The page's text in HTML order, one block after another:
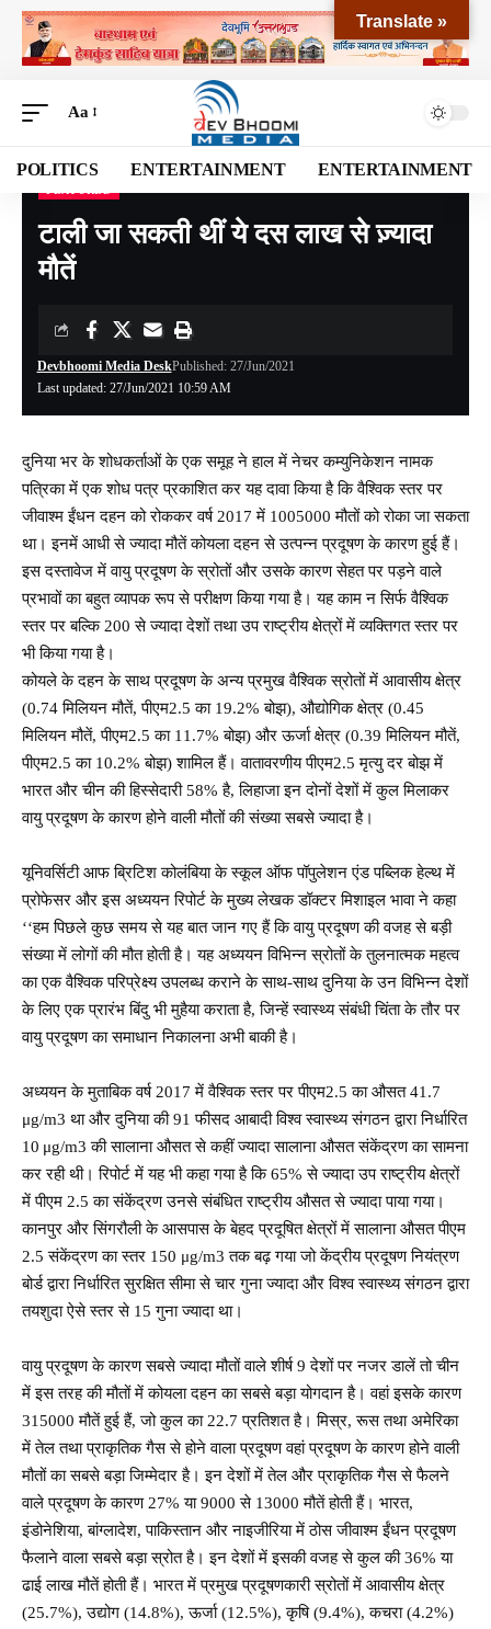
Aa
POLITICS ENTERTAINMENT ENTERTAINMENT
Devbhoomi Media>Blog>EXCLUSIVE>FEATURED> टाली जा सकती थीं ये दस लाख से ज़्यादा मौतें
टाली जा सकती थीं ये दस लाख से ज़्यादा
मौतें
Last updated: 27/Jun/2021 10:59 AM
Devbhoomi Media DeskPublished: 27/Jun/2021
दुनिया भर के शोधकर्ताओं के एक समूह ने हाल में नेचर कम्‍युनिकेशन नामक
पत्रिका में एकशोध पत्रप्रकाशित कर यह दावा किया है कि वैश्विक स्तर पर
जीवाश्म ईंधन दहन को रोककर वर्ष 2017 में 1005000 मौतों को रोका जा सकता
था। इनमें आधी से ज्यादा मौतें कोयला दहन से उत्पन्न प्रदूषण के कारण हुई हैं।
इस दस्तावेज में वायु प्रदूषण के स्रोतों और उसके कारण सेहत पर पड़ने वाले
प्रभावों का बहुत व्यापक रूप से परीक्षण किया गया है। यह काम न सिर्फ वैश्विक
स्तर पर बल्कि 200 से ज्यादा देशों तथा उप राष्ट्रीय क्षेत्रों में व्यक्तिगत स्तर पर
भी किया गया है।
कोयले के दहन के साथ प्रदूषण के अन्य प्रमुख वैश्विक स्रोतों में आवासीय क्षेत्र
(0.74 मिलियन मौतें, पीएम2.5 का 19.2% बोझ), औद्योगिक क्षेत्र (0.45
मिलियन मौतें, पीएम2.5 का 11.7% बोझ) और ऊर्जा क्षेत्र (0.39 मिलियन मौतें,
पीएम2.5 का 10.2% बोझ) शामिल हैं। वातावरणीय पीएम2.5 मृत्यु दर बोझ में
भारत और चीन की हिस्सेदारी 58% है, लिहाजा इन दोनों देशों में कुल मिलाकर
वायु प्रदूषण के कारण होने वाली मौतों की संख्या सबसे ज्यादा है।
यूनिवर्सिटी आफ ब्रिटिश कोलंबिया के स्कूल ऑफ पॉपुलेशन एंड पब्लिक हेल्थ में
प्रोफेसर और इस अध्ययन रिपोर्ट के मुख्य लेखक डॉक्टर मिशाइल भावा ने कहा
‘‘हम पिछले कुछ समय से यह बात जान गए हैं कि वायु प्रदूषण की वजह से बड़ी
संख्या में लोगों की मौत होती है। यह अध्ययन विभिन्न स्रोतों के तुलनात्मक महत्व
का एक वैश्विक परिप्रेक्ष्य उपलब्ध कराने के साथ-साथ दुनिया के उन विभिन्न देशों
के लिए एक प्रारंभ बिंदु भी मुहैया कराता है, जिन्हें स्वास्थ्य संबंधी चिंता के तौर पर
वायु प्रदूषण का समाधान निकालना अभी बाकी है।
अध्‍ययन के मुताबिक वर्ष 2017 में वैश्विक स्‍तर पर पीएम2.5 का औसत 41.7
μg/m3 था और दुनिया की 91 फीसद आबादी विश्‍व स्‍वास्‍थ्‍य संगठन द्वारा निर्धारित
10 μg/m3 की सालाना औसत से कहीं ज्‍यादा सालाना औसत संकेंद्रण का सामना
कर रही थी। रिपोर्ट में यह भी कहा गया है कि 65% से ज्यादा उप राष्ट्रीय क्षेत्रों
में पीएम 2.5 का संकेंद्रण उनसे संबंधित राष्ट्रीय औसत से ज्यादा पाया गया।
कानपुर और सिंगरौली के आसपास के बेहद प्रदूषित क्षेत्रों में सालाना औसत पीएम
2.5 संकेंद्रण का स्तर 150 μg/m3 तक बढ़ गया जो केंद्रीय प्रदूषण नियंत्रण
बोर्ड द्वारा निर्धारित सुरक्षित सीमा से चार गुना ज्यादा और विश्व स्वास्थ्य संगठन द्वारा
तयशुदा ऐसे स्तर से 15 गुना ज्यादा था।
वायु प्रदूषण के कारण सबसे ज्यादा मौतों वाले शीर्ष 9 देशों पर नजर डालें तो चीन
में इस तरह की मौतों में कोयला दहन का सबसे बड़ा योगदान है। वहां इसके कारण
315000 मौतें हुई हैं, जो कुल का 22.7 प्रतिशत है। मिस्र, रूस तथा अमेरिका
में तेल तथा प्राकृतिक गैस से होने वाला प्रदूषण वहां प्रदूषण के कारण होने वाली
मौतों का सबसे बड़ा जिम्मेदार है। इन देशों में तेल और प्राकृतिक गैस से फैलने
वाले प्रदूषण के कारण 27% या 9000 से 13000 मौतें होती हैं। भारत,
इंडोनेशिया, बांग्लादेश, पाकिस्तान और नाइजीरिया में ठोस जीवाश्‍म ईंधन प्रदूषण
फैलाने वाला सबसे बड़ा स्रोत है। इन देशों में इसकी वजह से कुल की 36% या
ढाई लाख मौतें होती हैं। भारत में प्रमुख प्रदूषणकारी स्रोतों में आवासीय क्षेत्र
(25.7%), उद्योग (14.8%), ऊर्जा (12.5%), कृषि (9.4%), कचरा (4.2%)
Translate »